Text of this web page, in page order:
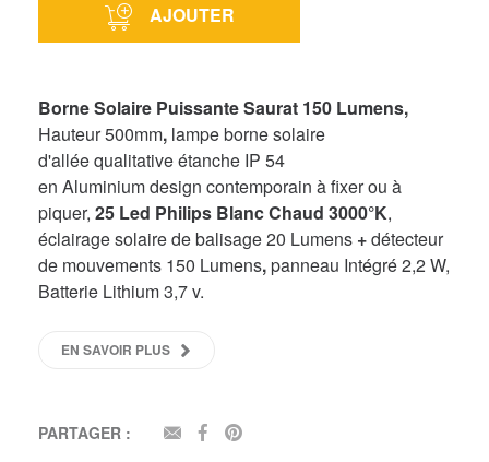
AJOUTER
Borne Solaire Puissante Saurat 150 Lumens,
Hauteur 500mm, lampe borne solaire
d'allée qualitative étanche IP 54
en Aluminium design contemporain à fixer ou à
piquer, 25 Led Philips Blanc Chaud 3000°K,
éclairage solaire de balisage 20 Lumens +détecteur
de mouvements 150 Lumens,panneau Intégré 2,2 W,
Batterie Lithium 3,7 v.
EN SAVOIR PLUS
PARTAGER : EMAILFACEBOOK